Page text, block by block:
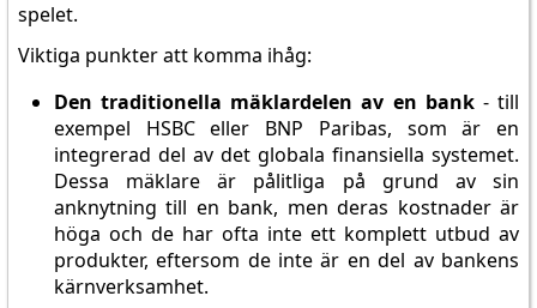
spelet.
Viktiga punkter att komma ihåg:
Den traditionella mäklardelen av en bank- till
exempel HSBC eller BNP Paribas, som är en
integrerad del av det globala finansiella systemet.
Dessa mäklare är pålitliga på grund av sin
anknytning till en bank, men deras kostnader är
höga och de har ofta inte ett komplett utbud av
produkter, eftersom de inte är en del av bankens
kärnverksamhet.